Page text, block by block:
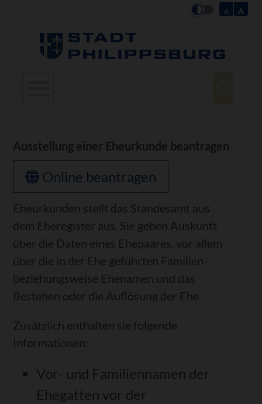
Ausstellung einer Eheurkunde beantragen
Online beantragen
Eheurkunden stellt das Standesamt aus
dem Eheregister aus. Sie geben Auskunft
über die Daten eines Ehepaares, vor allem
über die in der Ehe geführten Familien-
beziehungsweise Ehenamen und das
Bestehen oder die Auflösung der Ehe.
Zusätzlich enthalten sie folgende
Informationen:
Vor- und Familiennamen der
Ehegatten vor der